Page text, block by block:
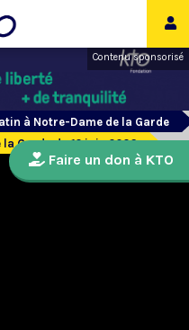
Contenu sponsorisé
à Notre-Dame de la Garde
Garde du 12 juin 2026
Faire un don à KTO